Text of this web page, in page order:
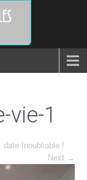
vie-1
date Inoubliable !
Next →